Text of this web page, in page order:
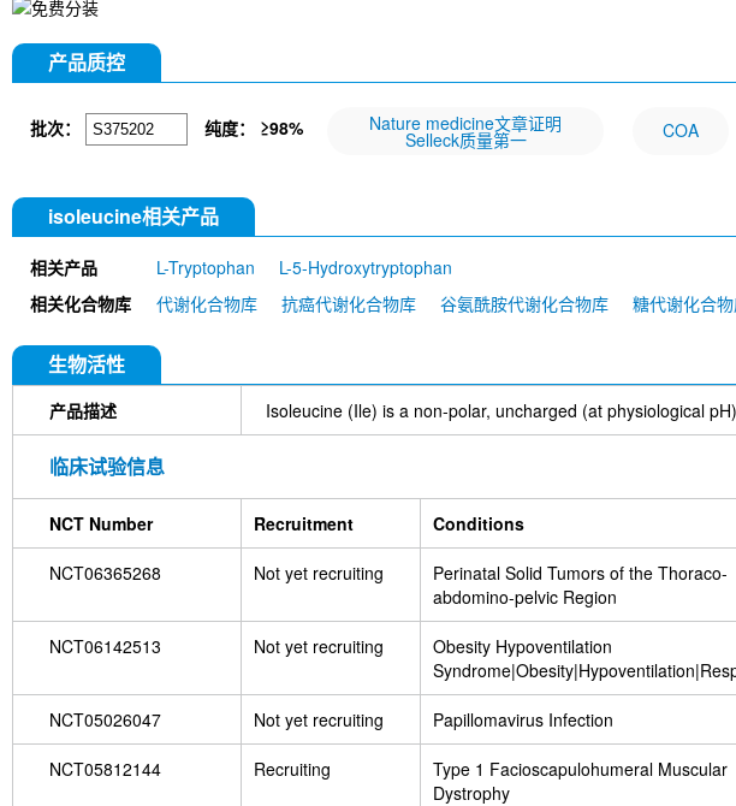
产品质控
批次： 纯度： ≥98% Nature medicine文章证明
Selleck质量第一 COA
isoleucine相关产品
相关产品 L-Tryptophan
L-5-Hydroxytryptophan
相关化合物库
代谢化合物库 抗癌代谢化合物库 谷氨酰胺代谢化合物库 糖代谢化合
生物活性
产品描述 Isoleucine (Ile) is a non-polar, uncharged (at physiological
临床试验信息
NCT Number Recruitment Conditions
NCT06365268 Not yet recruiting
Perinatal Solid Tumors of the Thoraco-
abdomino-pelvic Region
NCT06142513 Not yet recruiting
Obesity Hypoventilation
Disorders|Sleep Disorder; Breathing-
NCT05026047 Not yet recruiting Papillomavirus Infection
NCT05812144 Recruiting
Type 1 Facioscapulohumeral Muscular
Dystrophy